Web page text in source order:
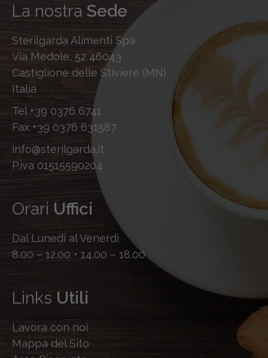
La nostra Sede
Sterilgarda Alimenti Spa
Via Medole, 52 46043
Castiglione delle Stiviere (MN)
Italia
Tel +39 0376 6741
Fax +39 0376 631587
info@sterilgarda.it
P.iva 01515590204
Orari Uffici
Dal Lunedì al Venerdì
8.00 – 12.00 • 14.00 – 18.00
Links Utili
Lavora con noi
Mappa del Sito